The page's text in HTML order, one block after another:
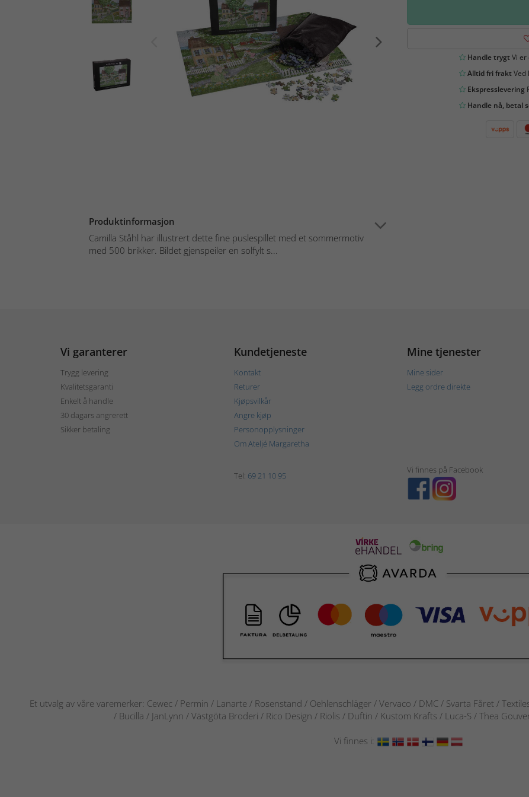
Produktinformasjon
Camilla Ståhl har illustrert dette fine puslespillet med et sommermotiv
med 500 brikker. Bildet gjenspeiler en solfylt s...
Handle trygtVi er
Alltid fri fraktVed
Ekspresslevering
Handle nå, betal
Vi garanterer
Trygg levering
Kvalitetsgaranti
Enkelt å handle
30 dagars angrerett
Sikker betaling
Kundetjeneste
Kontakt
Returer
Kjøpsvilkår
Angre kjøp
Personopplysninger
Om Ateljé Margaretha
Mine tjenester
Mine sider
Legg ordre direkte
Tel: 69 21 10 95
Vi finnes på Facebook
Et utvalg av våre varemerker: Cewec / Permin / Lanarte / Rosenstand / Oehlenschläger / Vervaco / DMC / Svarta Fåret /
/ Bucilla / JanLynn / Västgöta Broderi / Rico Design / Riolis / Duftin / Kustom Krafts / Luca-S / Thea
Vi finnes i: